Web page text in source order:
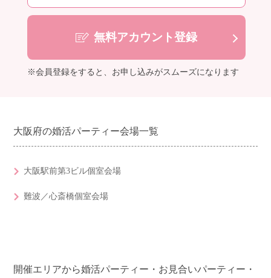
無料アカウント登録
※会員登録をすると、お申し込みがスムーズになります
大阪府の婚活パーティー会場一覧
大阪駅前第3ビル個室会場
難波／心斎橋個室会場
開催エリアから婚活パーティー・お見合いパーティー・